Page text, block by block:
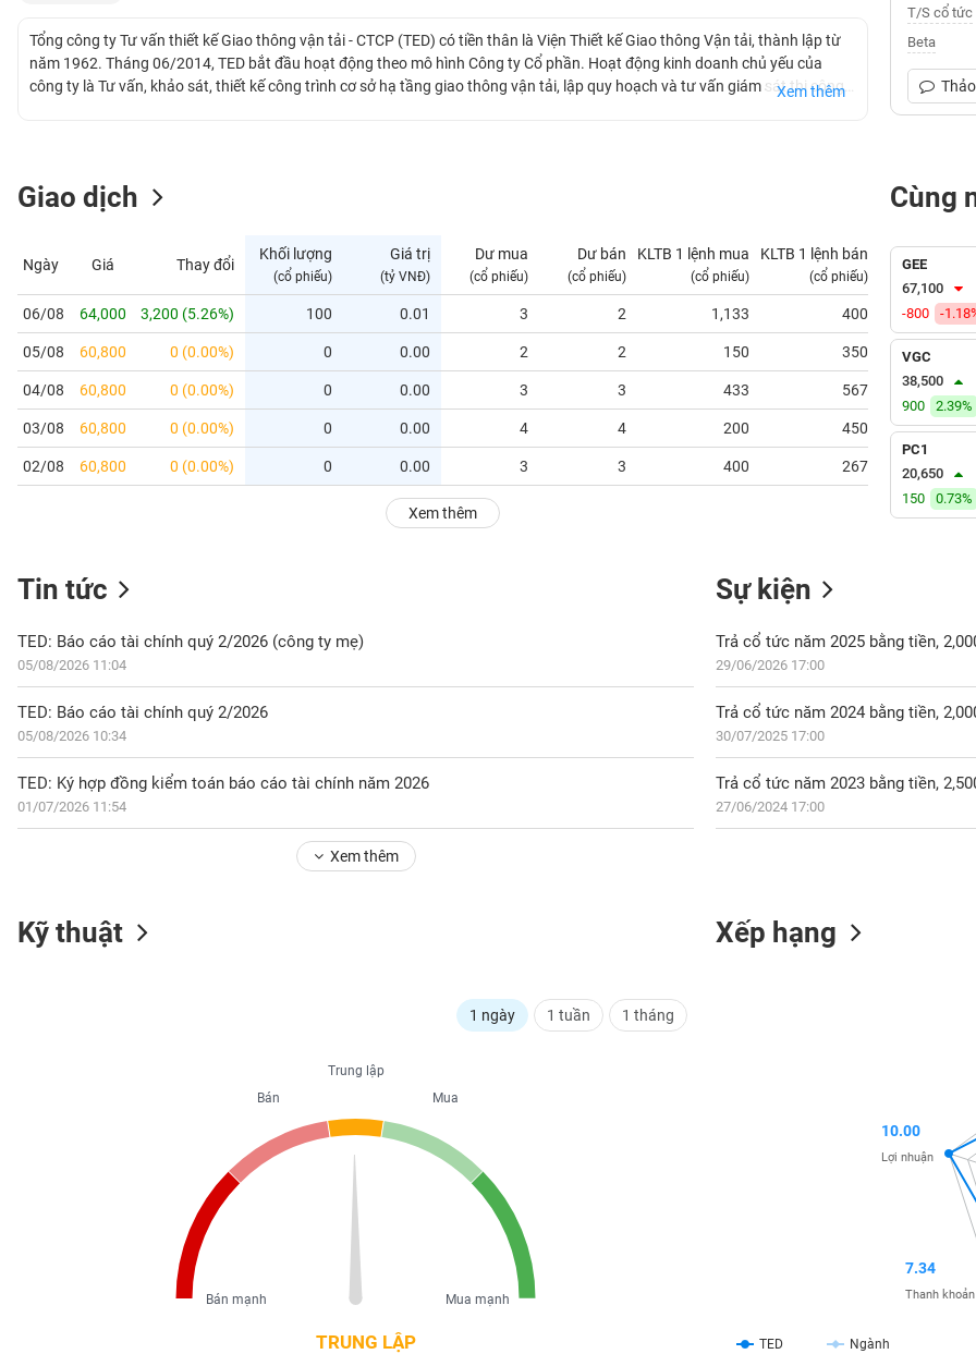
Tổng công ty Tư vấn thiết kế Giao thông vận tải - CТСР (TED) có tiền thân là Viện Thiết kế Giao thông Vận tải, thành lập từ
năm 1962. Tháng 06/2014, TED bắt đầu hoạt động theo mô hình Công ty Cổ phần. Hoạt động kinh doanh chủ yếu của
công ty là Tư vấn, khảo sát, thiết kế công trình cơ sở hạ tầng giao thông vận tải, lập quy hoạch và tư vấn giám sát thi công.
Xem thêm
T/S cổ tức
Beta
Giao dịch
Ngày Giá Thay đổi
Khối lượng
(cổ phiếu)
Giá trị
(tỷ VNĐ)
Dư mua
(cổ phiếu)
Dư bán
(cổ phiếu)
KLTB 1 lệnh mua
(cổ phiếu)
KLTB 1 lệnh bán
(cổ phiếu)
06/08 64,000 3,200 (5.26%) 100 0.01 3 2 1,133 400 0.00
05/08 60,800 0 (0.00%) 0 0.00 2 2 150 350
04/08 60,800 0 (0.00%) 0 0.00 3 3 433 567 0.00
03/08 60,800 0 (0.00%) 0 0.00 4 4 200 450 0.00
02/08 60,800 0 (0.00%) 0 0.00 3 3 400 267 0.00
Xem thêm
Cùng
GEE
67,100
-800
-
VGC
38,500
900
2.39%
PC1
20,650
150
0.73%
Tin tức
TED: Báo cáo tài chính quý 2/2026 (công ty mẹ)
05/08/2026 11:04
TED: Báo cáo tài chính quý 2/2026
05/08/2026 10:34
TED: Ký hợp đồng kiểm toán báo cáo tài chính năm 2026
01/07/2026 11:54
Xem thêm
Sự kiện
Trả cổ tức năm 2025 bằng tiền,
29/06/2026 17:00
Trả cổ tức năm 2024 bằng tiền,
30/07/2025 17:00
Trả cổ tức năm 2023 bằng tiền,
27/06/2024 17:00
Kỹ thuật
1 ngày 1 tuần 1 tháng
TRUNG LẬP
Trung lập
Mua
Mua mạnh
Bán
Bán mạnh
Xếp hạng
TED Ngành
7.34
Thanh khoản
10.00
Lợi nhuận
THẾ
GIỚI
CÁ
NHÂN
PHÂN
TÍCH
VIETSTOCKFINANCE
DOANH
NGHIỆP
CỔ
PHIẾU
SINH